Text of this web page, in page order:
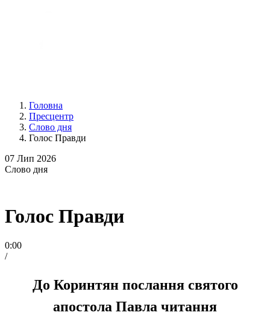
Головна
Пресцентр
Слово дня
Голос Правди
07 Лип 2026
Слово дня
Голос Правди
0:00
/
До Коринтян послання святого
апостола Павла читання